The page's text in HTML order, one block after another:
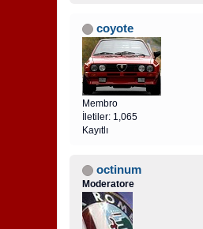
coyote
Membro
İletiler: 1,065
Kayıtlı
octinum
Moderatore